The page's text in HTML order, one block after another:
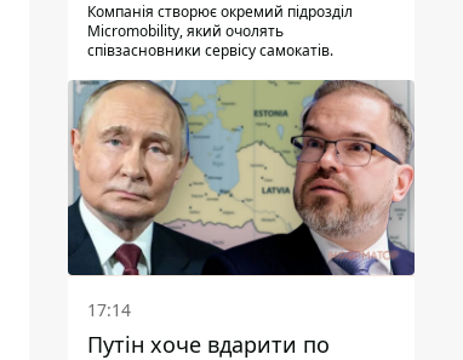
Компанія створює окремий підрозділ
Micromobility, який очолять
співзасновники сервісу самокатів.
17:14
Путін хоче вдарити по